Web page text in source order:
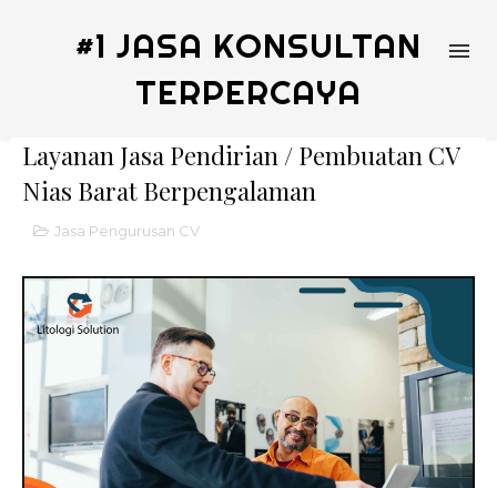
#1 JASA KONSULTAN
TERPERCAYA
Layanan Jasa Pendirian / Pembuatan CV
Nias Barat Berpengalaman
Jasa Pengurusan CV